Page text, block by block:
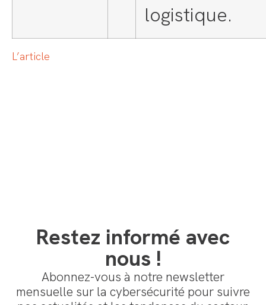
logistique.
L’article
Restez informé avec
nous !
Abonnez-vous à notre newsletter
mensuelle sur la cybersécurité pour suivre